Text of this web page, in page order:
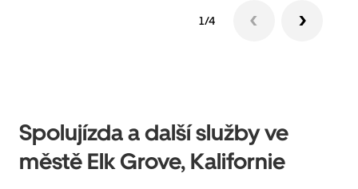
1/4
Spolujízda a další služby ve
městě Elk Grove, Kalifornie